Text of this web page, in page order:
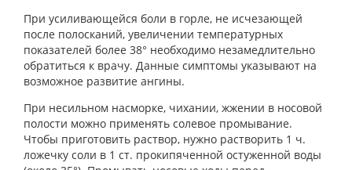
При усиливающейся боли в горле, не исчезающей
после полосканий, увеличении температурных
показателей более 38° необходимо незамедлительно
обратиться к врачу. Данные симптомы указывают на
возможное развитие ангины.
При несильном насморке, чихании, жжении в носовой
полости можно применять солевое промывание.
Чтобы приготовить раствор, нужно растворить 1 ч.
ложечку соли в 1 ст. прокипяченной остуженной воды